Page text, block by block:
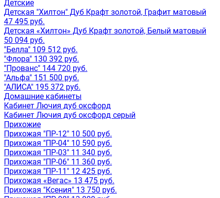
Детские
Детская "Хилтон" Дуб Крафт золотой, Графит матовый
47 495 руб.
Детская «Хилтон» Дуб Крафт золотой, Белый матовый
50 094 руб.
"Белла" 109 512 руб.
"Флора" 130 392 руб.
"Прованс" 144 720 руб.
"Альфа" 151 500 руб.
"АЛИСА" 195 372 руб.
Домашние кабинеты
Кабинет Лючия дуб оксфорд
Кабинет Лючия дуб оксфорд серый
Прихожие
Прихожая "ПР-12" 10 500 руб.
Прихожая "ПР-04" 10 590 руб.
Прихожая "ПР-03" 11 340 руб.
Прихожая "ПР-06" 11 360 руб.
Прихожая "ПР-11" 12 425 руб.
Прихожая «Вегас» 13 475 руб.
Прихожая "Ксения" 13 750 руб.